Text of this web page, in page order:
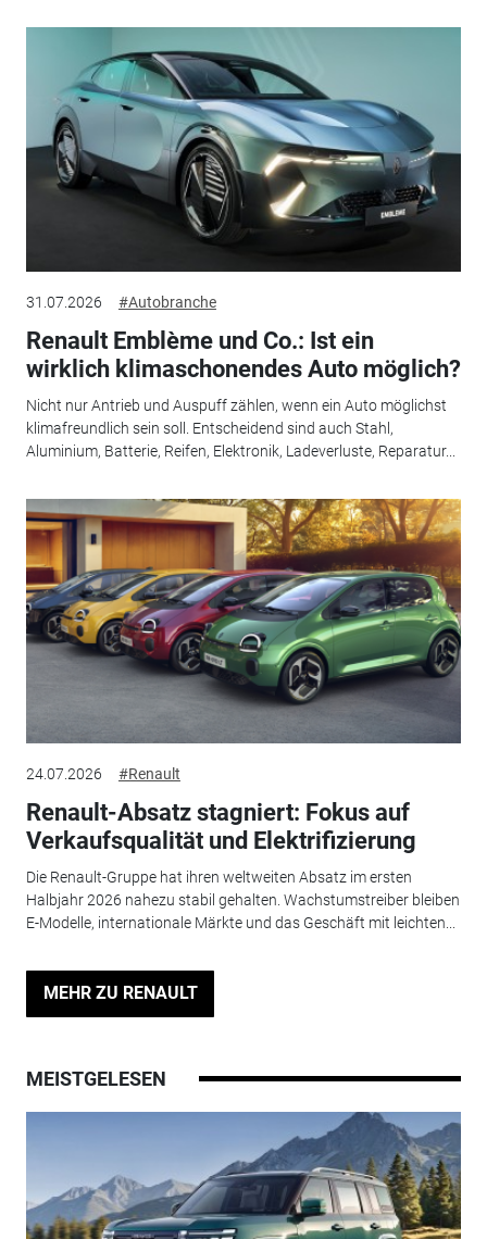
31.07.2026 #Autobranche
Renault Emblème und Co.: Ist ein
wirklich klimaschonendes Auto möglich?
Nicht nur Antrieb und Auspuff zählen, wenn ein Auto möglichst
klimafreundlich sein soll. Entscheidend sind auch Stahl,
Aluminium, Batterie, Reifen, Elektronik, Ladeverluste, Reparatur...
24.07.2026 #Renault
Renault-Absatz stagniert: Fokus auf
Verkaufsqualität und Elektrifizierung
Die Renault-Gruppe hat ihren weltweiten Absatz im ersten
Halbjahr 2026 nahezu stabil gehalten. Wachstumstreiber bleiben
E-Modelle, internationale Märkte und das Geschäft mit leichten...
MEHR ZU RENAULT
MEISTGELESEN